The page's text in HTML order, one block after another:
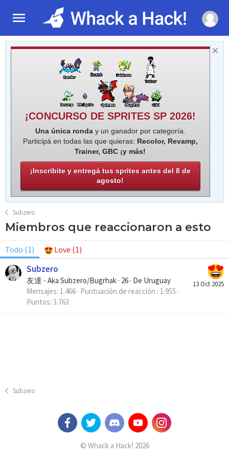
¡CONCURSO DE SPRITES SP 2026!
Una única ronday un ganador por categoría.
Participá en todas las que quieras: Recolor, Revamp,
Trainer, GBC ¡y más!
¡Inscribite y entregá tus sprites antes del 8 de
agosto!
Subzero
Miembros que reaccionaron a esto
Todo (1) Love (1)
13 Oct 2025
Subzero
友達 - Aka Subzero/Bugrhak · 26 · De Uruguay
Mensajes 1.466 Puntuación de reacción 1.955
Puntos 3.763
Subzero
© Whack a Hack! 2026